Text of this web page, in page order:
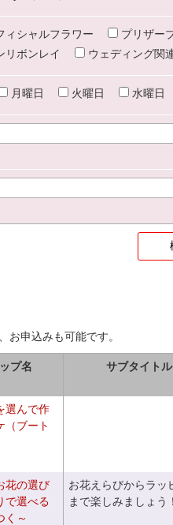
ィシャルフラワー プリザー
リボンレイ
ウェディング関
月曜日 火曜日 水曜日
お申込みも可能です。
プ名 サブタイトル
選んで作
（ブート
花の選び
で選べる
く～
お花えらびからラッ
まで楽しみましょう！